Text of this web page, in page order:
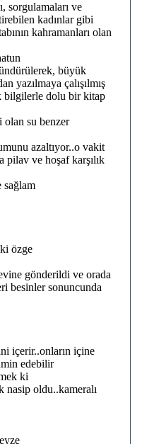
sorgulamaları ve
kadınlar gibi
kahramanları olan
büyük
yazılmaya çalışılmış
bilgilerle dolu bir kitap
su benzer
azaltıyor..o vakit
pilav ve hoşaf karşılık
sağlam
özge
gönderildi ve orada
besinler sonuncunda
içerir..onların içine
edebilir
ki
nasip oldu..kameralı